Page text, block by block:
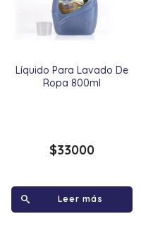
Líquido Para Lavado De
Ropa 800ml
$33000
Leer más